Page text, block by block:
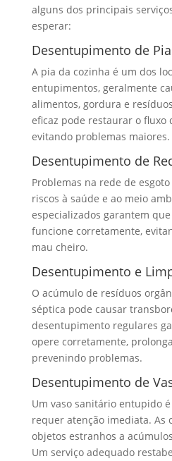
alguns dos principais
esperar:
Desentupimento de
A pia da cozinha é um dos
entupimentos, geralmente
alimentos, gordura e
eficaz pode restaurar o fluxo
evitando problemas maiores.
Desentupimento de
Problemas na rede de
riscos à saúde e ao meio
especializados garantem
funcione corretamente,
mau cheiro.
Desentupimento e
O acúmulo de resíduos
séptica pode causar
desentupimento regulares
opere corretamente,
prevenindo problemas.
Desentupimento de
Um vaso sanitário entupido
requer atenção imediata. As
objetos estranhos a
Um serviço adequado